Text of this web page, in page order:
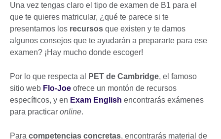
Una vez tengas claro el tipo de examen de B1 para el
que te quieres matricular, ¿qué te parece si te
presentamos los recursos que existen y te damos
algunos consejos que te ayudarán a prepararte para ese
examen? ¡Hay mucho donde escoger!
Por lo que respecta al PET de Cambridge, el famoso
sitio web Flo-Joe ofrece un montón de recursos
específicos, y en Exam English encontrarás exámenes
para practicar online.
Para competencias concretas, encontrarás material de